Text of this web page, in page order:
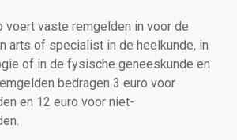
voert vaste remgelden in voor de
arts of specialist in de heelkunde, in
of in de fysische geneeskunde en
bedragen 3 euro voor
en 12 euro voor niet-